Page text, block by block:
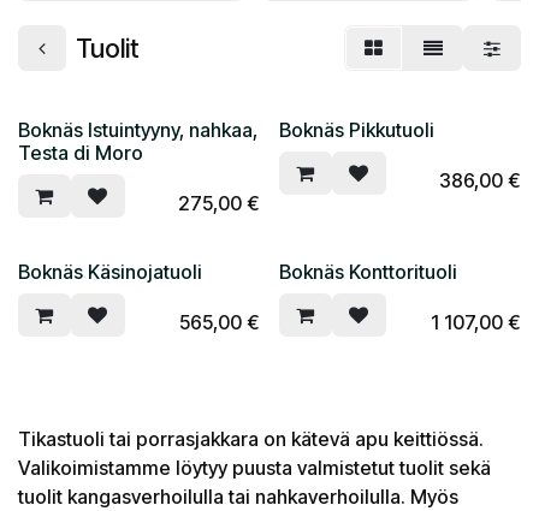
Tuolit
Boknäs Istuintyyny, nahkaa,
Testa di Moro
275,00€
Boknäs Pikkutuoli
386,00€
Boknäs Käsinojatuoli
565,00€
Boknäs Konttorituoli
1 107,00€
Tikastuoli tai porrasjakkara on kätevä apu keittiössä.
Valikoimistamme löytyy puusta valmistetut tuolit sekä
tuolit kangasverhoilulla tai nahkaverhoilulla. Myös